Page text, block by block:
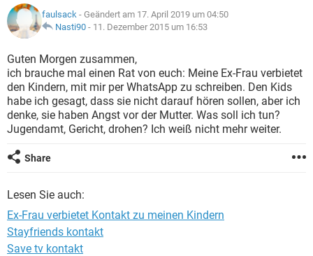
faulsack - Geändert am 17. April 2019 um 04:50
Nasti90 - 11. Dezember 2015 um 16:53
Guten Morgen zusammen,
ich brauche mal einen Rat von euch: Meine Ex-Frau verbietet
den Kindern, mit mir per WhatsApp zu schreiben. Den Kids
habe ich gesagt, dass sie nicht darauf hören sollen, aber ich
denke, sie haben Angst vor der Mutter. Was soll ich tun?
Jugendamt, Gericht, drohen? Ich weiß nicht mehr weiter.
Share
Lesen Sie auch:
Ex-Frau verbietet Kontakt zu meinen Kindern
Stayfriends kontakt
Save tv kontakt